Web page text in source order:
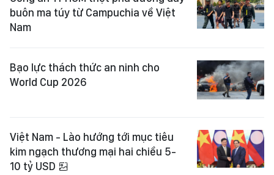
buôn ma túy từ Campuchia về Việt
Nam
Bạo lực thách thức an ninh cho
World Cup 2026
Việt Nam - Lào hướng tới mục tiêu
kim ngạch thương mại hai chiều 5-
10 tỷ USD